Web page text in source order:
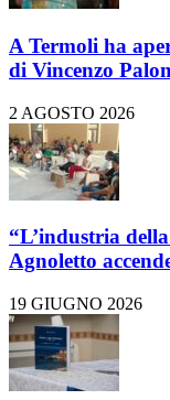
A Termoli ha
di Vincenzo
2 AGOSTO 2026
“L’industria
Agnoletto
19 GIUGNO 2026